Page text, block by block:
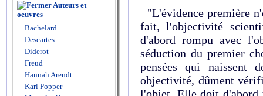
Auteurs et
oeuvres
Bachelard
Descartes
Diderot
Freud
Hannah Arendt
Karl Popper
"L'évidence première
fait, l'objectivité
d'abord rompu avec
séduction du premier
pensées qui naissent
objectivité, dûment
l'objet. Elle doit d'abord